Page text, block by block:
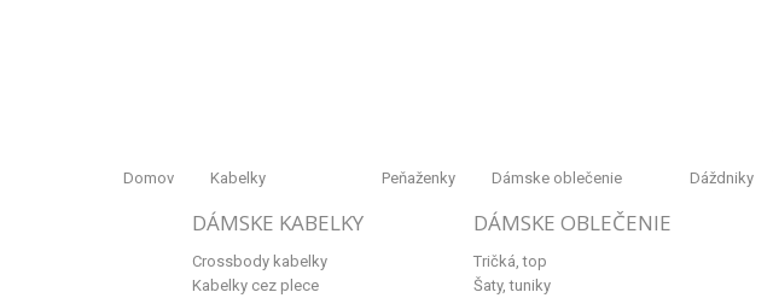
Domov Kabelky
DÁMSKE KABELKY
Crossbody kabelky
Kabelky cez plece
Peňaženky Dámske oblečenie
DÁMSKE OBLEČENIE
Tričká, top
Šaty, tuniky
Dáždniky